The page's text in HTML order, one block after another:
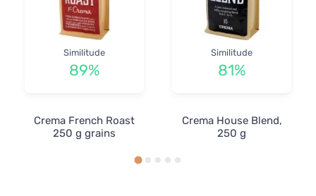
Similitude
89%
Crema French Roast
250 g grains
Similitude
81%
Crema House Blend,
250 g